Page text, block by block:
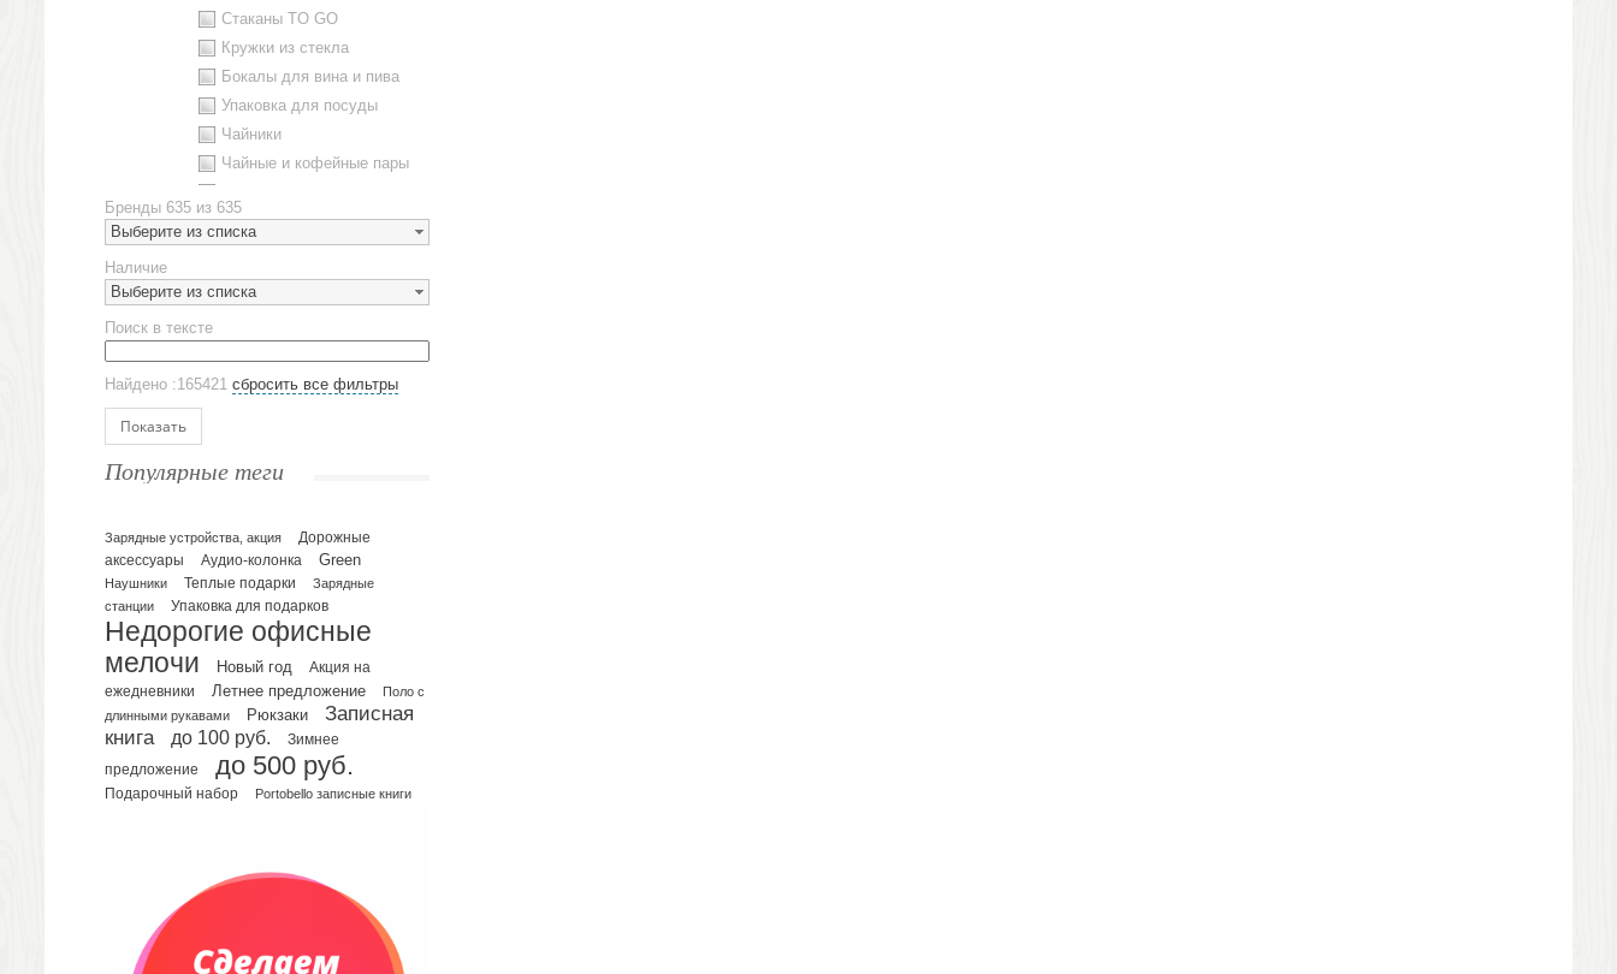
Стаканы TO GO
Кружки из стекла
Бокалы для вина и пива
Упаковка для посуды
Чайники
Чайные и кофейные пары
Наборы посуды
Предметы сервировки
Стаканы
Эко кружки
ЕВРОПОСУДА
Аксессуары
Ежедневники и блокноты
Датированные ежедневники
Планинги и телефонные книжки
Планинги датированные
Планинги недатированные
Телефонные книжки
Органайзер на ежедневник
Сумки и Рюкзаки
Сумки для планшетов и ноутбуков
Рюкзаки
Конференц-сумки
Несессеры и косметички
Бренды 635 из 635
Выберите из списка
Наличие
Выберите из списка
Поиск в тексте
Найдено :165421 сбросить все фильтры
Показать
Популярные теги
Зарядные устройства, акция
Дорожные
аксессуары
Аудио-колонка Green
Наушники Теплые подарки
Зарядные
станции
Упаковка для подарков
Недорогие офисные
мелочи
Новый год
Акция на
ежедневники
Летнее предложение
Поло с
длинными рукавами
Рюкзаки
Записная
книга
до 100 руб.
Зимнее
предложение
до 500 руб.
Подарочный набор Portobello записные книги